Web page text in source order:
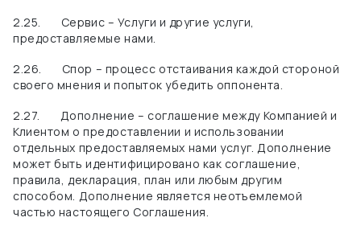
2.25.
Сервис – Услуги и другие услуги,
предоставляемые нами.
2.26.
Спор – процесс отстаивания каждой стороной
своего мнения и попыток убедить оппонента.
2.27.
Дополнение – соглашение между Компанией и
Клиентом о предоставлении и использовании
отдельных предоставляемых нами услуг. Дополнение
может быть идентифицировано как соглашение,
правила, декларация, план или любым другим
способом. Дополнение является неотъемлемой
частью настоящего Соглашения.